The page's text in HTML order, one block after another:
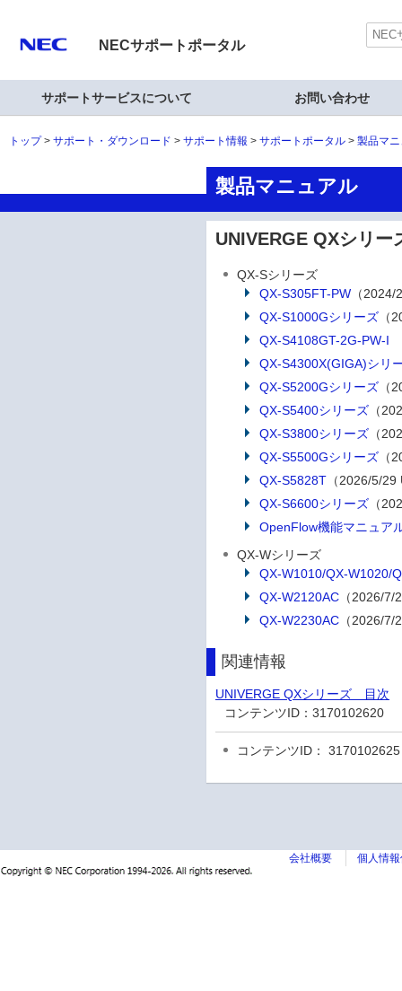
NECサポートポータル
サポートサービスについて お問い合わせ
トップ サポート・ダウンロード サポート情報 サポートポータル 製品マ
製品マニュアル
UNIVERGE QXシリ
QX-Sシリーズ
QX-S305FT-PW （
QX-S1000Gシリーズ （
QX-S4108GT-2G-PW-I
QX-S4300X(GIGA)シリ
QX-S5200Gシリーズ （
QX-S5400シリーズ （
QX-S3800シリーズ （
QX-S5500Gシリーズ （
QX-S5828T （2026/5/
QX-S6600シリーズ （
OpenFlow機能マニュア
QX-Wシリーズ
QX-W1010/QX-W1020/
QX-W2120AC （2026/
QX-W2230AC （2026/
関連情報
UNIVERGE QXシリーズ 目次
コンテンツID：3170102620
コンテンツID： 3170102625
会社概要 個人情